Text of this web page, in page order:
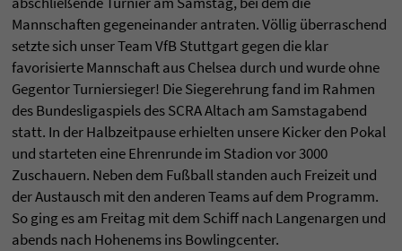
Mannschaften gegeneinander antraten. Völlig überraschend
setzte sich unser Team VfB Stuttgart gegen die klar
favorisierte Mannschaft aus Chelsea durch und wurde ohne
Gegentor Turniersieger! Die Siegerehrung fand im Rahmen
des Bundesligaspiels des SCRA Altach am Samstagabend
statt. In der Halbzeitpause erhielten unsere Kicker den Pokal
und starteten eine Ehrenrunde im Stadion vor 3000
Zuschauern. Neben dem Fußball standen auch Freizeit und
der Austausch mit den anderen Teams auf dem Programm.
So ging es am Freitag mit dem Schiff nach Langenargen und
abends nach Hohenems ins Bowlingcenter.